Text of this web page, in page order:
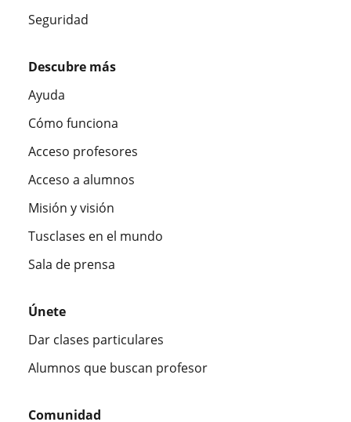
Seguridad
Descubre más
Ayuda
Cómo funciona
Acceso profesores
Acceso a alumnos
Misión y visión
Tusclases en el mundo
Sala de prensa
Únete
Dar clases particulares
Alumnos que buscan profesor
Comunidad